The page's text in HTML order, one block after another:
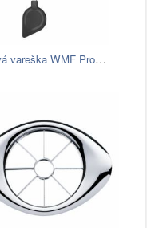
Silikónová vareška WMF Profi Plus